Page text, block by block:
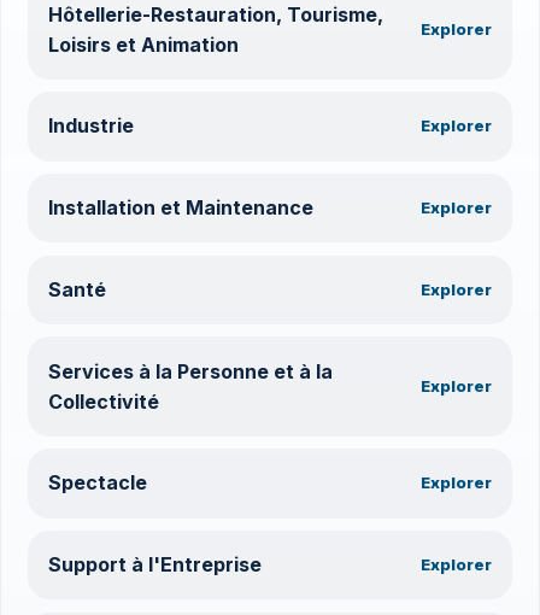
Hôtellerie-Restauration, Tourisme,
Loisirs et Animation
Explorer
Industrie Explorer
Installation et Maintenance Explorer
Santé Explorer
Services à la Personne et à la
Collectivité
Explorer
Spectacle Explorer
Support à l'Entreprise Explorer